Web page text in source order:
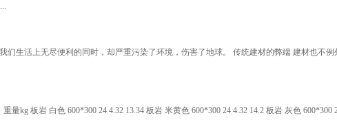
们生活上无尽便利的同时，却严重污染了环境，伤害了地球。 传统建材的弊端 建材也不
kg 板岩 白色 600*300 24 4.32 13.34 板岩 米黄色 600*300 24 4.32 14.2 板岩 灰色 600*300